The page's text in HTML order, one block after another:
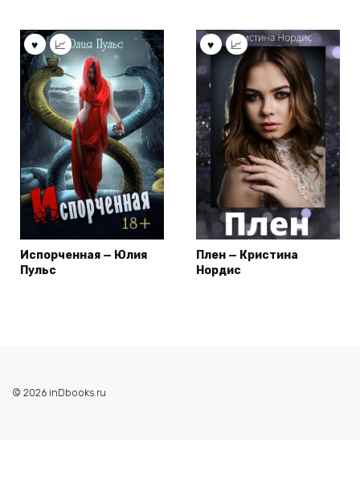
Испорченная — Юлия
Пульс
Плен — Кристина
Нордис
© 2026 inDbooks.ru